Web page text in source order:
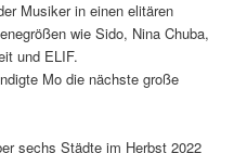
Musiker in einen elitären
wie Sido, Nina Chuba,
und ELIF.
Mo die nächste große
sechs Städte im Herbst 2022